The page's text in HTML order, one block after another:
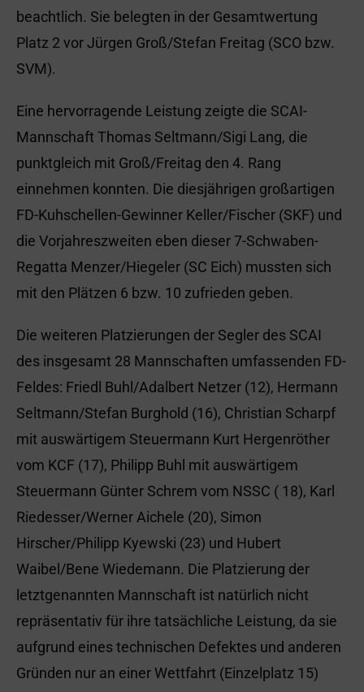
beachtlich. Sie belegten in der Gesamtwertung
Platz 2 vor Jürgen Groß/Stefan Freitag (SCO bzw.
SVM).
Eine hervorragende Leistung zeigte die SCAI-
Mannschaft Thomas Seltmann/Sigi Lang, die
punktgleich mit Groß/Freitag den 4. Rang
einnehmen konnten. Die diesjährigen großartigen
FD-Kuhschellen-Gewinner Keller/Fischer (SKF) und
die Vorjahreszweiten eben dieser 7-Schwaben-
Regatta Menzer/Hiegeler (SC Eich) mussten sich
mit den Plätzen 6 bzw. 10 zufrieden geben.
Die weiteren Platzierungen der Segler des SCAI
des insgesamt 28 Mannschaften umfassenden FD-
Feldes: Friedl Buhl/Adalbert Netzer (12), Hermann
Seltmann/Stefan Burghold (16), Christian Scharpf
mit auswärtigem Steuermann Kurt Hergenröther
vom KCF (17), Philipp Buhl mit auswärtigem
Steuermann Günter Schrem vom NSSC ( 18), Karl
Riedesser/Werner Aichele (20), Simon
Hirscher/Philipp Kyewski (23) und Hubert
Waibel/Bene Wiedemann. Die Platzierung der
letztgenannten Mannschaft ist natürlich nicht
repräsentativ für ihre tatsächliche Leistung, da sie
aufgrund eines technischen Defektes und anderen
Gründen nur an einer Wettfahrt (Einzelplatz 15)